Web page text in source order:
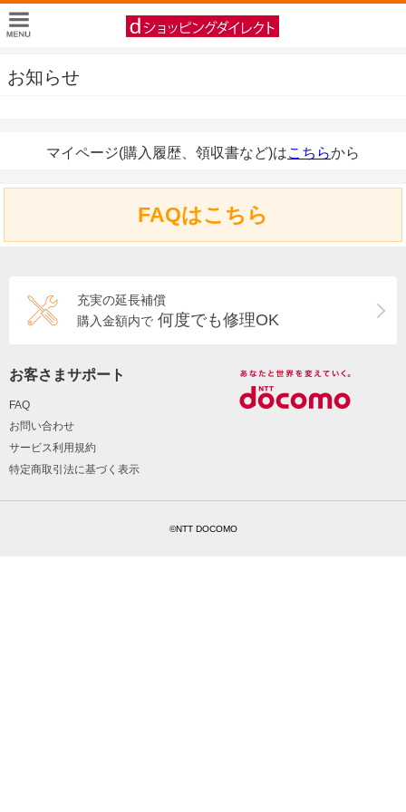
お知らせ
マイページ(購入履歴、領収書など)はこちらから
FAQはこちら
充実の延長補償
購入金額内で 何度でも修理OK
お客さまサポート
FAQ
お問い合わせ
サービス利用規約
特定商取引法に基づく表示
©NTT DOCOMO